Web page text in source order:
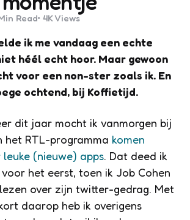
Read 4K Views
ik me vandaag een echte
héél echt hoor. Maar gewoon
voor een non-ster zoals ik. En
ochtend, bij Koffietijd.
dit jaar mocht ik vanmorgen bij
het RTL-programma komen
(nieuwe) apps. Dat deed ik
het eerst, toen ik Job Cohen
over zijn twitter-gedrag. Met
daarop heb ik overigens